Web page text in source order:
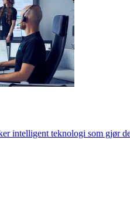
intelligent teknologi som gjør